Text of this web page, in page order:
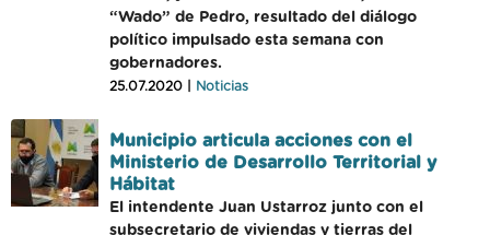
“Wado” de Pedro, resultado del diálogo
político impulsado esta semana con
gobernadores.
25.07.2020 | Noticias
Municipio articula acciones con el
Ministerio de Desarrollo Territorial y
Hábitat
El intendente Juan Ustarroz junto con el
subsecretario de viviendas y tierras del